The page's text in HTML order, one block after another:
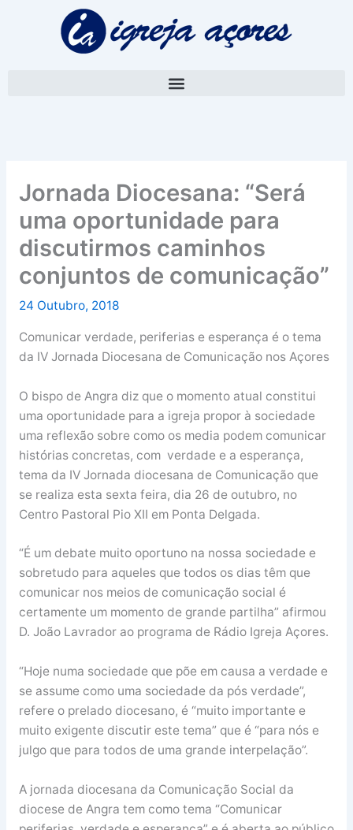
Jornada Diocesana: “Será
uma oportunidade para
discutirmos caminhos
conjuntos de comunicação”
24 Outubro, 2018
Comunicar verdade, periferias e esperança é o tema
da IV Jornada Diocesana de Comunicação nos Açores
O bispo de Angra diz que o momento atual constitui
uma oportunidade para a igreja propor à sociedade
uma reflexão sobre como os media podem comunicar
histórias concretas, com verdade e a esperança,
tema da IV Jornada diocesana de Comunicação que
se realiza esta sexta feira, dia 26 de outubro, no
Centro Pastoral Pio XII em Ponta Delgada.
“É um debate muito oportuno na nossa sociedade e
sobretudo para aqueles que todos os dias têm que
comunicar nos meios de comunicação social é
certamente um momento de grande partilha” afirmou
D. João Lavrador ao programa de Rádio Igreja Açores.
“Hoje numa sociedade que põe em causa a verdade e
se assume como uma sociedade da pós verdade”,
refere o prelado diocesano, é “muito importante e
muito exigente discutir este tema” que é “para nós e
julgo que para todos de uma grande interpelação”.
A jornada diocesana da Comunicação Social da
diocese de Angra tem como tema “Comunicar